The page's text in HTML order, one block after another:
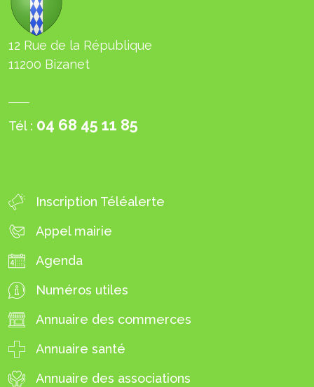
12 Rue de la République
11200 Bizanet
Tél : 04 68 45 11 85
Inscription Téléalerte
Appel mairie
Agenda
Numéros utiles
Annuaire des commerces
Annuaire santé
Annuaire des associations